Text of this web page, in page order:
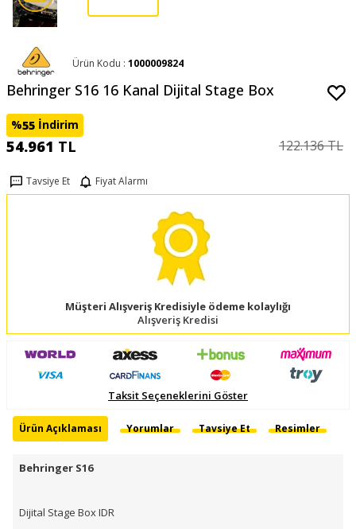
Ürün Kodu : 1000009824
Behringer S16 16 Kanal Dijital Stage Box
%55 İndirim
54.961 TL 122.136TL
Tavsiye Et Fiyat Alarmı
Müşteri Alışveriş Kredisiyle ödeme kolaylığı
Alışveriş Kredisi
Taksit Seçeneklerini Göster
Ürün Açıklaması Yorumlar Tavsiye Et Resimler
Behringer S16
Dijital Stage Box IDR